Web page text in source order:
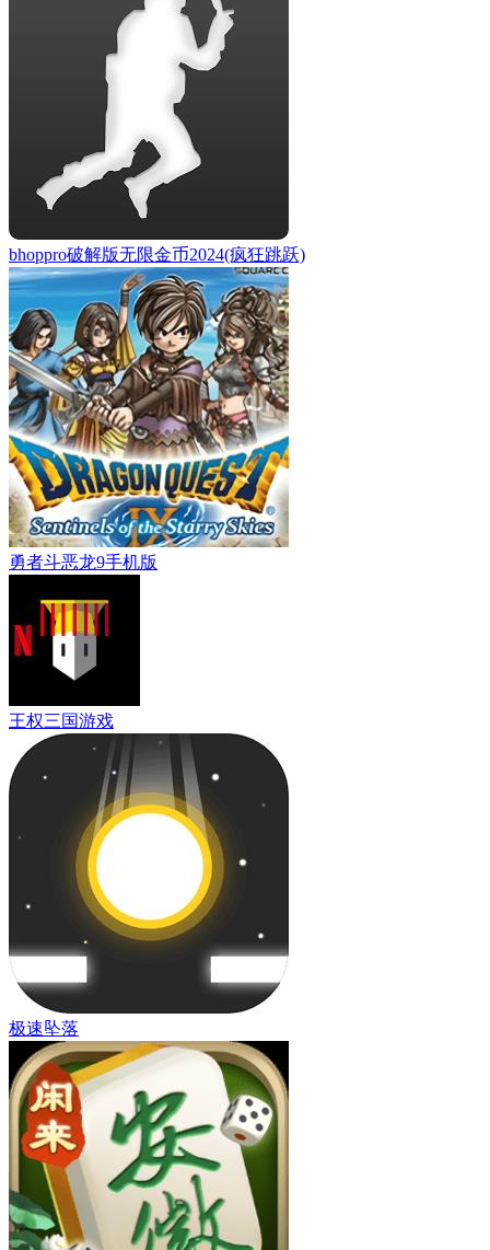
bhoppro破解版无限金币2024(疯狂跳跃)
勇者斗恶龙9手机版
王权三国游戏
极速坠落